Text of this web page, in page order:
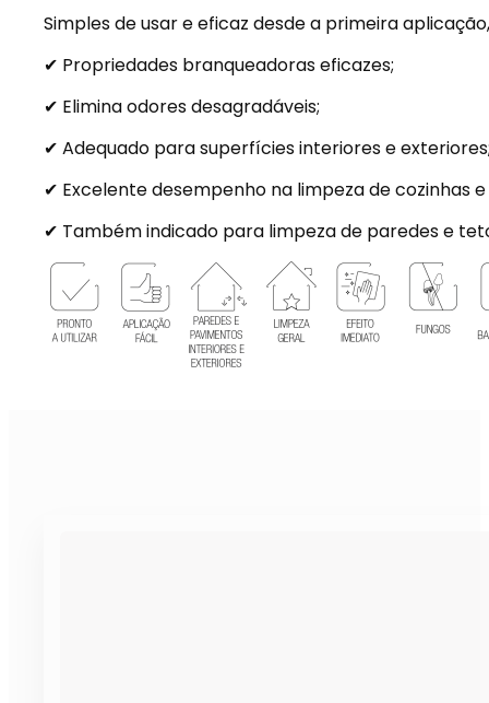
Simples de usar e eficaz desde a primeira
✔ Propriedades branqueadoras eficazes;
✔ Elimina odores desagradáveis;
✔ Adequado para superfícies interiores e
✔ Excelente desempenho na limpeza de cozinhas
✔ Também indicado para limpeza de paredes e